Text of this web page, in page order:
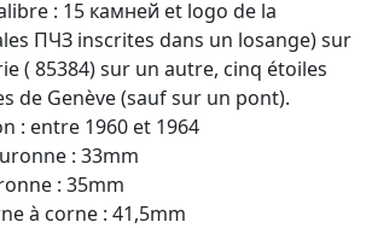
: 15 камней et logo de la
ПЧЗ inscrites dans un losange) sur
( 85384) sur un autre, cinq étoiles
de Genève (sauf sur un pont).
: entre 1960 et 1964
: 33mm
: 35mm
à corne : 41,5mm